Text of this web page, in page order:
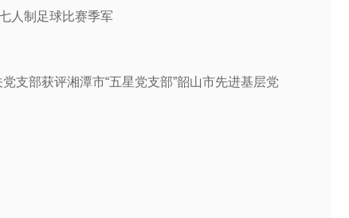
人制足球比赛季军
支部获评湘潭市“五星党支部”韶山市先进基层党